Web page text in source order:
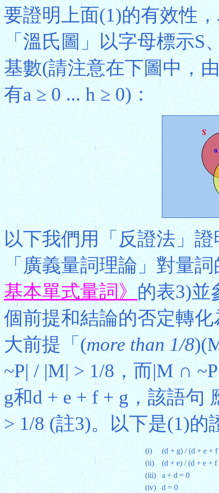
要證明上面(1)的有效性
「溫氏圖」以字母標示S
基數(請注意在下圖中，
有a ≥ 0 ... h ≥ 0)：
以下我們用「反證法」
「廣義量詞理論」對量
基本單式量詞》的表3)並
個前提和結論的否定轉
大前提「(more than 1/8
~P| / |M| > 1/8，而|M ∩
g和d + e + f + g，該語句
> 1/8 (註3)。以下是(1)的
(i)
(d + g) / (d + e +
(ii)
(d + e) / (d + e +
(iii)
a + d = 0
(iv)
d = 0